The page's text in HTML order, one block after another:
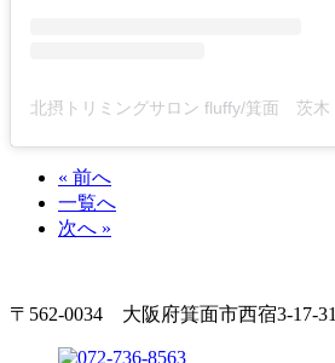
« 前へ
一覧へ
次へ »
〒562-0034 大阪府箕面市西宿3-17-31